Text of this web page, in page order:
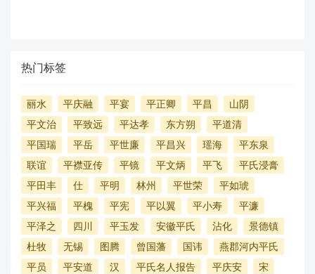
热门标签
丽水 平庆融 平宴 平正卿 平昌
山阴
平文治
平致远 平达孝 东方朔
平道清
平国瑞
平岳 平世廉 平昌兴 瑶海
平东泉
联谊
平襟亚传 平镜 平文炳 平飞
平氏浸膏
平田丰
仕 平明 林州 平世荣
平如琥
平兴福
平槐 平宪 平以翼 平小寿
平濂
平泽之
四川 平玉发 安徽平氏 沾化
景德镇
杜牧
无锡 图腾 曾国藩 国讳
燕郡河内平氏
平员
平安道 汉 平氏名人报告 平庆安
宋